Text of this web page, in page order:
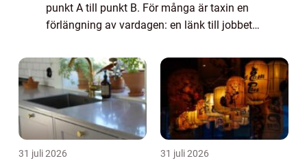
punkt A till punkt B. För många är taxin en
förlängning av vardagen: en länk till jobbet,
hemresa. En välfungerande t...
31 juli 2026 31 juli 2026